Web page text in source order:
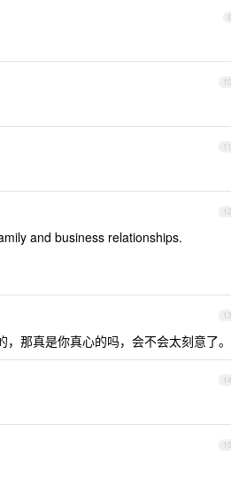
9
10
11
12
and business relationships.
13
那真是你真心的吗，会不会太刻意了。
14
15